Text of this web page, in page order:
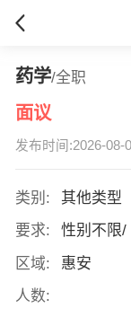
药学/全职
面议
发布时间:2026-08-
类别:
其他类型
要求:
性别不限/
区域:
惠安
人数: